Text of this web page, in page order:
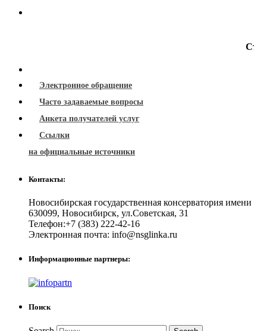
Электронное обращение
Часто задаваемые вопросы
Анкета получателей услуг
Ссылки
на официальные источники
Контакты:
Новосибирская государственная консерватория
630099, Новосибирск, ул.Советская, 31
Телефон:+7 (383) 222-42-16
Электронная почта: info@nsglinka.ru
Информационные партнеры:
Поиск